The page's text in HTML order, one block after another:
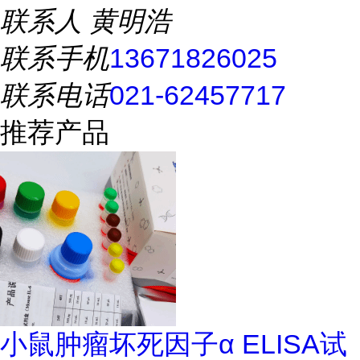
联系人 黄明浩
联系手机13671826025
联系电话021-62457717
推荐产品
小鼠肿瘤坏死因子α ELISA试